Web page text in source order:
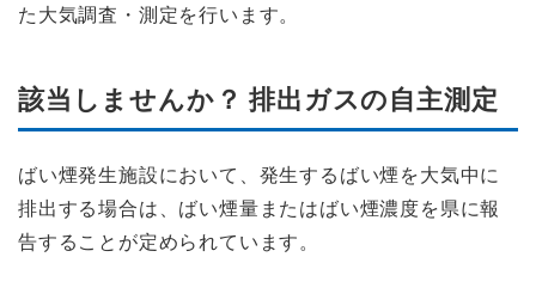
た大気調査・測定を行います。
該当しませんか？ 排出ガスの自主測定
ばい煙発生施設において、発生するばい煙を大気中に
排出する場合は、ばい煙量またはばい煙濃度を県に報
告することが定められています。